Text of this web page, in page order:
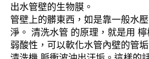
出水管壁的生物膜。
管壁上的髒東西，如是靠一般水
淨。 清洗水管 的原理，就是用
弱酸性，可以軟化水管內壁的管